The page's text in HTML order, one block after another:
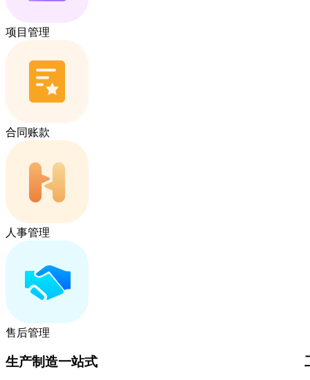
项目管理
合同账款
人事管理
售后管理
生产制造一站式